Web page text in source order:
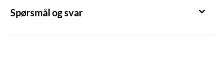
Spørsmål og svar